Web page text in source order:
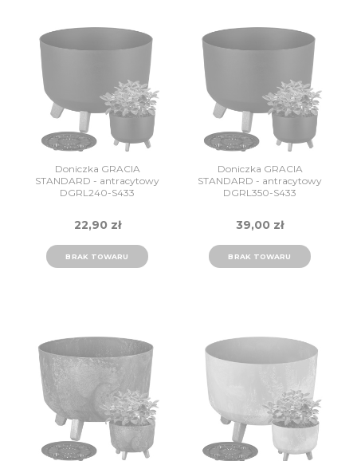
Doniczka GRACIA
STANDARD - antracytowy
DGRL240-S433
22,90 zł
BRAK TOWARU
Doniczka GRACIA
STANDARD - antracytowy
DGRL350-S433
39,00 zł
BRAK TOWARU